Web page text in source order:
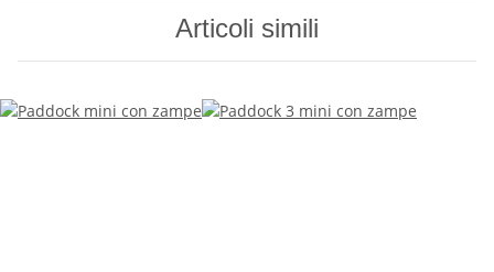
Articoli simili